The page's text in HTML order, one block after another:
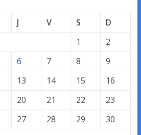
J V S
D
1
2
6 7 8
9
13 14 15
16
20 21 22
23
27 28 29
30